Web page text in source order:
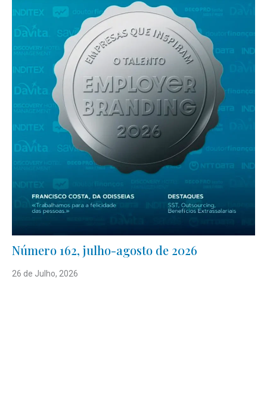
Número 162, julho-agosto de 2026
26 de Julho, 2026